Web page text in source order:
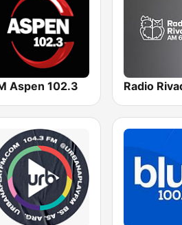
Aspen 102.3